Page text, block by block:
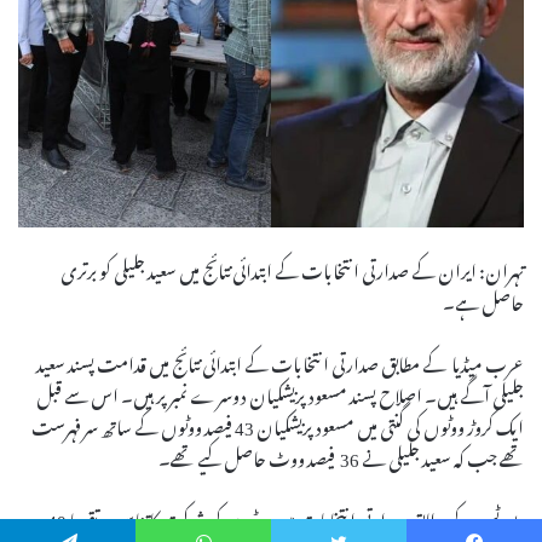
تہران: ایران کے صدارتی انتخابات کے ابتدائی نتائج میں سعید جلیلی کو برتری
حاصل ہے۔
عرب میڈیا کے مطابق صدارتی انتخابات کے ابتدائی نتائج میں قدامت پسند سعید
جلیلی آگے ہیں۔ اصلاح پسند مسعود پزیشکیان دوسرے نمبر پر ہیں۔ اس سے قبل
ایک کروڑ ووٹوں کی گنتی میں مسعود پزیشکیان 43 فیصد ووٹوں کے ساتھ سرفہرست
تھے جب کہ سعید جلیلی نے 36 فیصد ووٹ حاصل کیے تھے۔
رپورٹس کے مطابق صدارتی انتخابات میں ووٹروں کی شرکت کا تناسب تقریبا 40